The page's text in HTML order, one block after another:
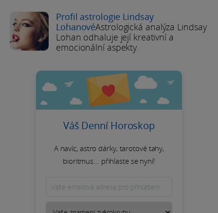
Profil astrologie Lindsay
LohanovéAstrologická analýza Lindsay
Lohan odhaluje její kreativní a
emocionální aspekty.
Váš Denní Horoskop
A navíc, astro dárky, tarotové tahy,
bioritmus... přihlaste se nyní!